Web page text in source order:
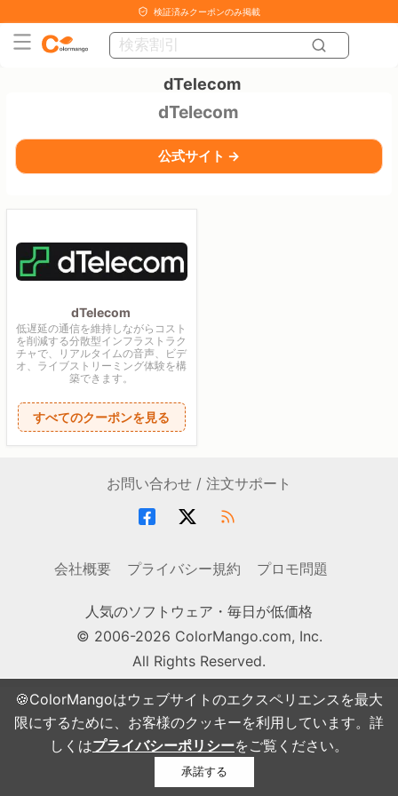
🍪ColorMangoはウェブサイトのエクスペリエンスを最大
限にするために、お客様のクッキーを利用しています。詳
しくはプライバシーポリシーをご覧ください。
承諾する
検証済みクーポンのみ掲載
dTelecom
dTelecom
公式サイト →
dTelecom
低遅延の通信を維持しながらコスト
を削減する分散型インフラストラク
チャで、リアルタイムの音声、ビデ
オ、ライブストリーミング体験を構
築できます。
すべてのクーポンを見る
お問い合わせ / 注文サポート
会社概要 プライバシー規約 プロモ問題
人気のソフトウェア・毎日が低価格
© 2006-2026 ColorMango.com, Inc.
All Rights Reserved.